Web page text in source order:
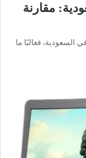
مقارنة
فغالبًا ما